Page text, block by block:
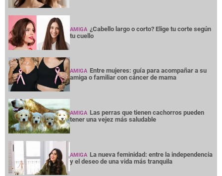
AMIGA ¿Cabello largo o corto? Elige tu corte según
tu cuello
AMIGA Entre mujeres: guía para acompañar a su
amiga o familiar con cáncer de mama
AMIGA Las perras que tienen cachorros pueden
tener una vejez más saludable
AMIGA La nueva feminidad: entre la independencia
y el deseo de una vida más tranquila